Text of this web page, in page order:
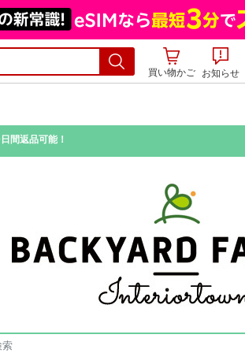
買い物かご お知らせ